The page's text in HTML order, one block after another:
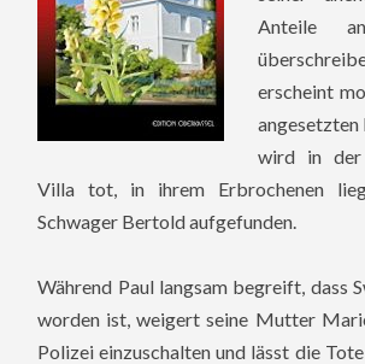
Anteile
erscheint
wird in der
Villa tot, in ihrem Erbrochenen
Schwager Bertold aufgefunden.
Während Paul langsam begreift, dass
worden ist, weigert seine Mutter
Polizei einzuschalten und lässt die